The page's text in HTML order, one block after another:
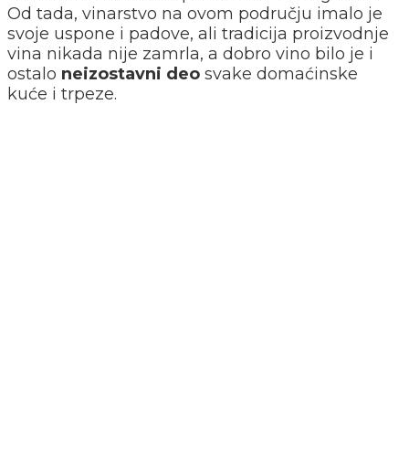
Od tada, vinarstvo na ovom području imalo je
svoje uspone i padove, ali tradicija proizvodnje
vina nikada nije zamrla, a dobro vino bilo je i
ostalo neizostavni deo svake domaćinske
kuće i trpeze.